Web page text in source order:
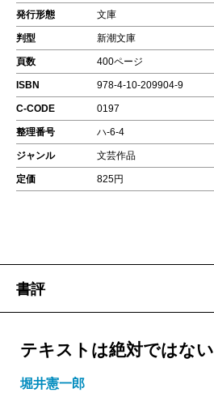
発行形態 文庫
判型 新潮文庫
頁数 400ページ
ISBN 978-4-10-209904-9
C-CODE 0197
整理番号 ハ-6-4
ジャンル 文芸作品
定価 825円
書評
テキストは絶対ではない
堀井憲一郎